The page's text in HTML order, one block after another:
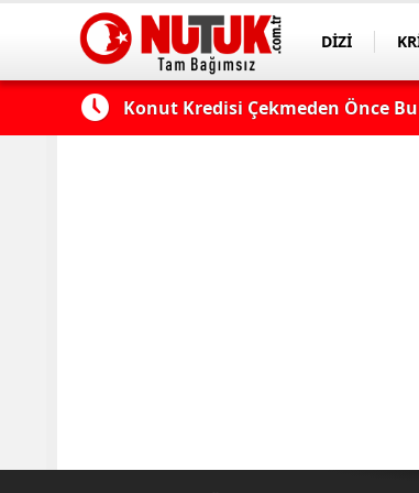
DİZİ
Edilmeli? Konut Kredisi Çekmeden Önce